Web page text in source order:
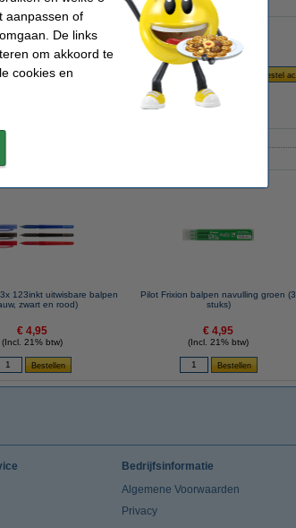
123inkt uitwisbare balpen
zwart en rood)
€ 4,95
(Incl. 21% btw)
Pilot Frixion balpen navulling groen (3
stuks)
€ 4,95
(Incl. 21% btw)
Bedrijfsinformatie
Algemene Voorwaarden
Privacy
aanpassen of
De links
om akkoord te
cookies en